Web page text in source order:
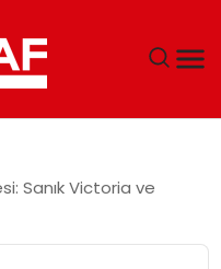
Sanık Victoria ve